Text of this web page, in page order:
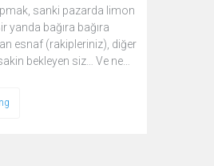
sanki pazarda limon
yanda bağıra bağıra
esnaf (rakipleriniz), diğer
bekleyen siz… Ve ne…